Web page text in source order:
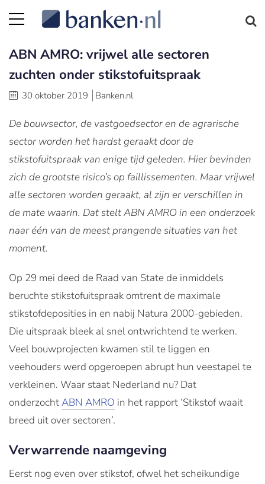
ABN AMRO: vrijwel alle sectoren
zuchten onder stikstofuitspraak
30 oktober 2019 Banken.nl
De bouwsector, de vastgoedsector en de agrarische
sector worden het hardst geraakt door de
stikstofuitspraak van enige tijd geleden. Hier bevinden
zich de grootste risico’s op faillissementen. Maar vrijwel
alle sectoren worden geraakt, al zijn er verschillen in
de mate waarin. Dat stelt ABN AMRO in een onderzoek
naar één van de meest prangende situaties van het
moment.
Op 29 mei deed de Raad van State de inmiddels
beruchte stikstofuitspraak omtrent de maximale
stikstofdeposities in en nabij Natura 2000-gebieden.
Die uitspraak bleek al snel ontwrichtend te werken.
Veel bouwprojecten kwamen stil te liggen en
veehouders werd opgeroepen abrupt hun veestapel te
verkleinen. Waar staat Nederland nu? Dat
onderzochtABN AMRO in het rapport ‘Stikstof waait
breed uit over sectoren’.
Verwarrende naamgeving
Eerst nog even over stikstof, ofwel het scheikundige